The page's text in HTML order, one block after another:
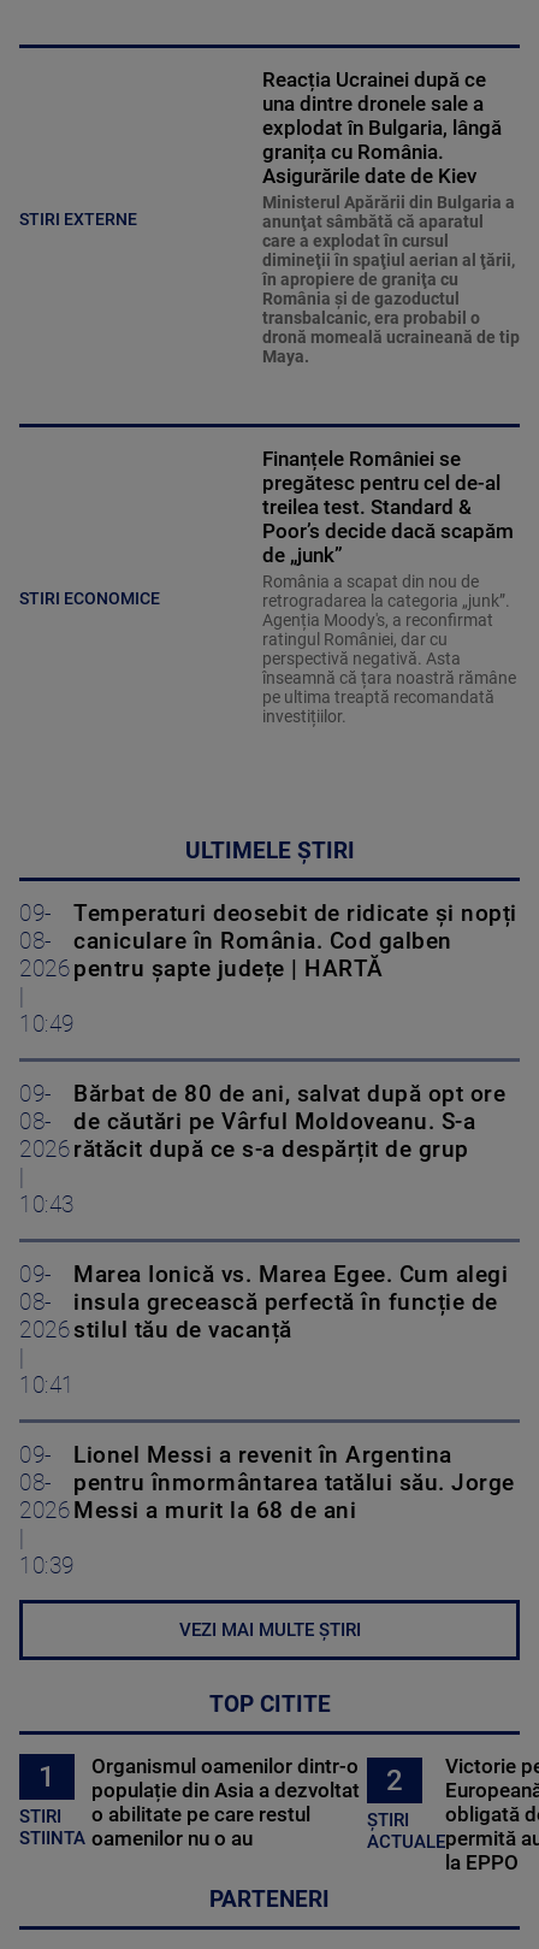
STIRI EXTERNE
Reacția Ucrainei după ce
una dintre dronele sale a
explodat în Bulgaria, lângă
granița cu România.
Asigurările date de Kiev
Ministerul Apărării din Bulgaria a
anunţat sâmbătă că aparatul
care a explodat în cursul
dimineţii în spaţiul aerian al ţării,
în apropiere de graniţa cu
România şi de gazoductul
transbalcanic, era probabil o
dronă momeală ucraineană de tip
Maya.
STIRI ECONOMICE
Finanțele României se
pregătesc pentru cel de-al
treilea test. Standard &
Poor’s decide dacă scapăm
de „junk”
România a scapat din nou de
retrogradarea la categoria „junk”.
Agenția Moody's, a reconfirmat
ratingul României, dar cu
perspectivă negativă. Asta
înseamnă că țara noastră rămâne
pe ultima treaptă recomandată
investițiilor.
ULTIMELE ȘTIRI
09-
08-
2026
10:49
Temperaturi deosebit de ridicate și nopți
caniculare în România. Cod galben
pentru șapte județe | HARTĂ
09-
08-
2026
10:43
Bărbat de 80 de ani, salvat după opt ore
de căutări pe Vârful Moldoveanu. S-a
rătăcit după ce s-a despărțit de grup
09-
08-
2026
10:41
Marea Ionică vs. Marea Egee. Cum alegi
insula grecească perfectă în funcție de
stilul tău de vacanță
09-
08-
2026
10:39
Lionel Messi a revenit în Argentina
pentru înmormântarea tatălui său. Jorge
Messi a murit la 68 de ani
VEZI MAI MULTE ȘTIRI
TOP CITITE
1
STIRI
STIINTA
Organismul oamenilor dintr-o
populație din Asia a dezvoltat
o abilitate pe care restul
oamenilor nu o au
2
ȘTIRI
ACTUALE
Victorie
obligată
permită
la EPPO
PARTENERI